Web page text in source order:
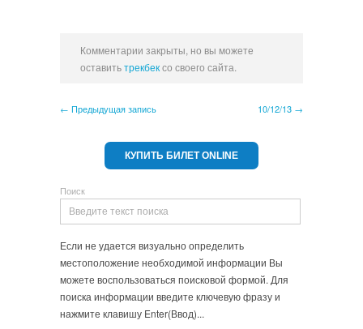
Комментарии закрыты, но вы можете
оставитьтрекбексо своего сайта.
← Предыдущая запись 10/12/13 →
КУПИТЬ БИЛЕТ ONLINE
Поиск
Если не удается визуально определить
местоположение необходимой информации Вы
можете воспользоваться поисковой формой. Для
поиска информации введите ключевую фразу и
нажмите клавишу Enter(Ввод)...